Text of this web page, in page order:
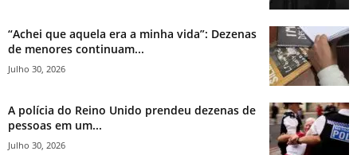
“Achei que aquela era a minha vida”: Dezenas
de menores continuam...
Julho 30, 2026
A polícia do Reino Unido prendeu dezenas de
pessoas em um...
Julho 30, 2026